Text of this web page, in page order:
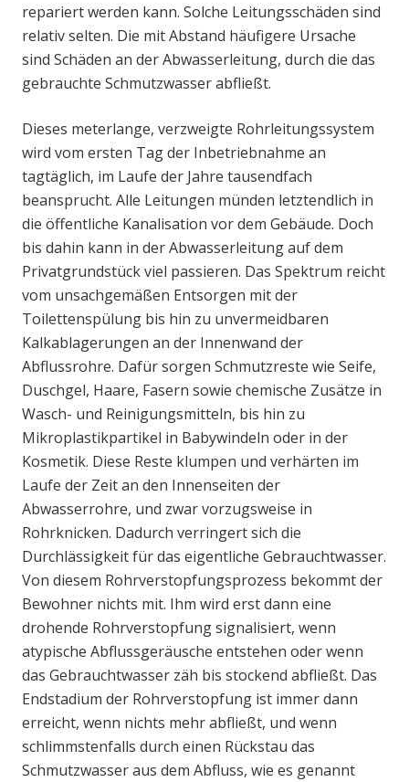
repariert werden kann. Solche Leitungsschäden sind
relativ selten. Die mit Abstand häufigere Ursache
sind Schäden an der Abwasserleitung, durch die das
gebrauchte Schmutzwasser abfließt.
Dieses meterlange, verzweigte Rohrleitungssystem
wird vom ersten Tag der Inbetriebnahme an
tagtäglich, im Laufe der Jahre tausendfach
beansprucht. Alle Leitungen münden letztendlich in
die öffentliche Kanalisation vor dem Gebäude. Doch
bis dahin kann in der Abwasserleitung auf dem
Privatgrundstück viel passieren. Das Spektrum reicht
vom unsachgemäßen Entsorgen mit der
Toilettenspülung bis hin zu unvermeidbaren
Kalkablagerungen an der Innenwand der
Abflussrohre. Dafür sorgen Schmutzreste wie Seife,
Duschgel, Haare, Fasern sowie chemische Zusätze in
Wasch- und Reinigungsmitteln, bis hin zu
Mikroplastikpartikel in Babywindeln oder in der
Kosmetik. Diese Reste klumpen und verhärten im
Laufe der Zeit an den Innenseiten der
Abwasserrohre, und zwar vorzugsweise in
Rohrknicken. Dadurch verringert sich die
Durchlässigkeit für das eigentliche Gebrauchtwasser.
Von diesem Rohrverstopfungsprozess bekommt der
Bewohner nichts mit. Ihm wird erst dann eine
drohende Rohrverstopfung signalisiert, wenn
atypische Abflussgeräusche entstehen oder wenn
das Gebrauchtwasser zäh bis stockend abfließt. Das
Endstadium der Rohrverstopfung ist immer dann
erreicht, wenn nichts mehr abfließt, und wenn
schlimmstenfalls durch einen Rückstau das
Schmutzwasser aus dem Abfluss, wie es genannt